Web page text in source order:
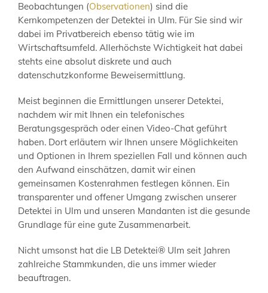
Beobachtungen (Observationen) sind die
Kernkompetenzen der Detektei in Ulm. Für Sie sind wir
dabei im Privatbereich ebenso tätig wie im
Wirtschaftsumfeld. Allerhöchste Wichtigkeit hat dabei
stehts eine absolut diskrete und auch
datenschutzkonforme Beweisermittlung.
Meist beginnen die Ermittlungen unserer Detektei,
nachdem wir mit Ihnen ein telefonisches
Beratungsgespräch oder einen Video-Chat geführt
haben. Dort erläutern wir Ihnen unsere Möglichkeiten
und Optionen in Ihrem speziellen Fall und können auch
den Aufwand einschätzen, damit wir einen
gemeinsamen Kostenrahmen festlegen können. Ein
transparenter und offener Umgang zwischen unserer
Detektei in Ulm und unseren Mandanten ist die gesunde
Grundlage für eine gute Zusammenarbeit.
Nicht umsonst hat die LB Detektei® Ulm seit Jahren
zahlreiche Stammkunden, die uns immer wieder
beauftragen.